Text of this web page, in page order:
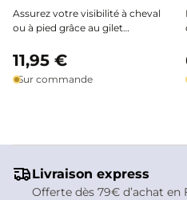
Assurez votre visibilité à cheval
ou à pied grâce au gilet
bandes réfléchissantes et d’un
motif tête de cheval
réfléchissant, il apporte sécurité
11,95 €
Sur commande
Livraison express
Offerte dès 79€ d’achat en